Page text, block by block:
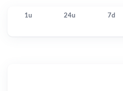
1u 24u 7d